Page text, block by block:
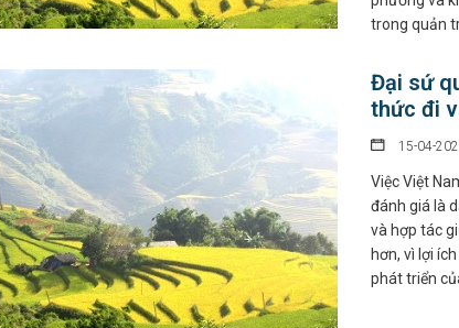
trong quản
Đại sứ
thức đi
15-04-
Việc Việt
đánh giá là
và hợp tác
hơn, vì lợi
phát triển